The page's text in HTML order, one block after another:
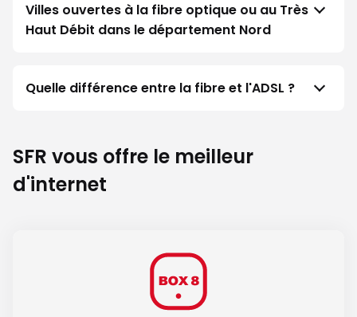
Villes ouvertes à la fibre optique ou au Très
Haut Débit dans le département Nord
Quelle différence entre la fibre et l'ADSL ?
SFR vous offre le meilleur
d'internet